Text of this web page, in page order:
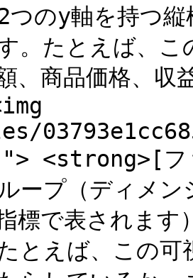
つのy軸を持つ
。たとえば、
、商品価格、
<strong>[フ
ープ（ディメ
標で表されま
とえば、この